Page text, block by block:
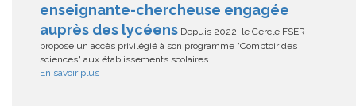
enseignante-chercheuse engagée
auprès des lycéens Depuis 2022, le Cercle FSER
propose un accès privilégié à son programme "Comptoir des
sciences" aux établissements scolaires
En savoir plus